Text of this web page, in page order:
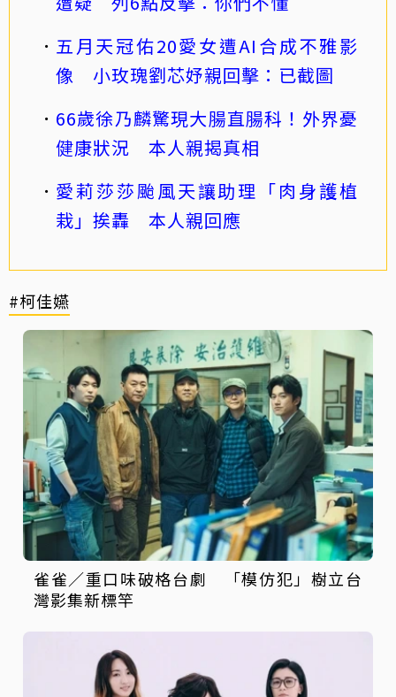
五月天冠佑20愛女遭AI合成不雅影
像 小玫瑰劉芯妤親回擊：已截圖
66歲徐乃麟驚現大腸直腸科！外界憂
健康狀況 本人親揭真相
愛莉莎莎颱風天讓助理「肉身護植
栽」挨轟 本人親回應
#柯佳嬿
雀雀／重口味破格台劇 「模仿犯」樹立台
灣影集新標竿